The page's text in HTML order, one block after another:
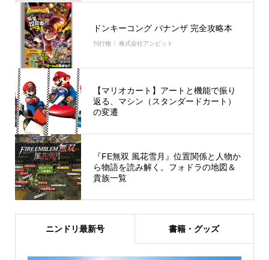
ドンキーコング バナンザ 完全攻略本
刊行物 株式会社アンビット
【マリオカート】アートと機能で振り
返る、マシン（スタンダードカート）
の変遷
『FE無双 風花雪月』位置関係と人物か
ら物語を読み解く。フォドラの地図＆
貴族一覧
ニンドリ最新号 書籍・グッズ